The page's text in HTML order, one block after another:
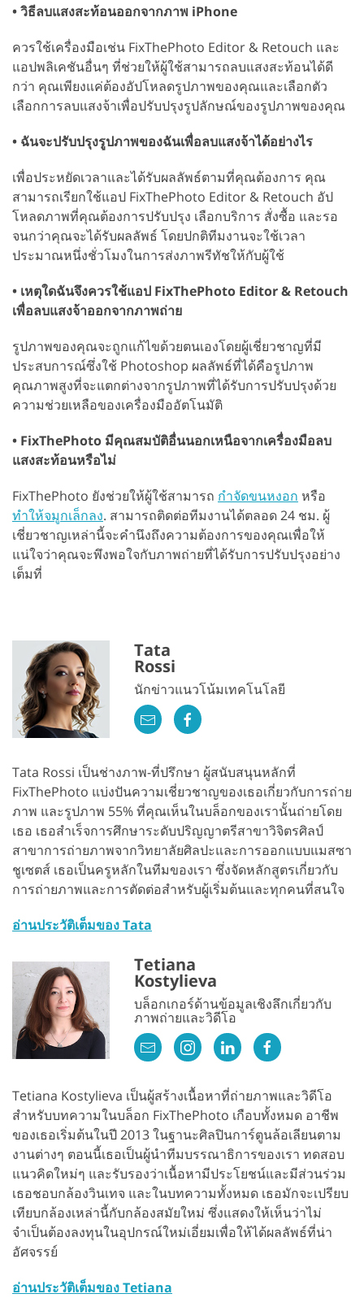
• วิธีลบแสงสะท้อนออกจากภาพ iPhone
ควรใช้เครื่องมือเช่น FixThePhoto Editor & Retouch และ
แอปพลิเคชันอื่นๆ ที่ช่วยให้ผู้ใช้สามารถลบแสงสะท้อนได้ดี
กว่า คุณเพียงแค่ต้องอัปโหลดรูปภาพของคุณและเลือกตัว
เลือกการลบแสงจ้าเพื่อปรับปรุงรูปลักษณ์ของรูปภาพของคุณ
• ฉันจะปรับปรุงรูปภาพของฉันเพื่อลบแสงจ้าได้อย่างไร
เพื่อประหยัดเวลาและได้รับผลลัพธ์ตามที่คุณต้องการ คุณ
สามารถเรียกใช้แอป FixThePhoto Editor & Retouch อัป
โหลดภาพที่คุณต้องการปรับปรุง เลือกบริการ สั่งซื้อ และรอ
จนกว่าคุณจะได้รับผลลัพธ์ โดยปกติทีมงานจะใช้เวลา
ประมาณหนึ่งชั่วโมงในการส่งภาพรีทัชให้กับผู้ใช้
• เหตุใดฉันจึงควรใช้แอป FixThePhoto Editor & Retouch
เพื่อลบแสงจ้าออกจากภาพถ่าย
รูปภาพของคุณจะถูกแก้ไขด้วยตนเองโดยผู้เชี่ยวชาญที่มี
ประสบการณ์ซึ่งใช้ Photoshop ผลลัพธ์ที่ได้คือรูปภาพ
คุณภาพสูงที่จะแตกต่างจากรูปภาพที่ได้รับการปรับปรุงด้วย
ความช่วยเหลือของเครื่องมืออัตโนมัติ
• FixThePhoto มีคุณสมบัติอื่นนอกเหนือจากเครื่องมือลบ
แสงสะท้อนหรือไม่
FixThePhoto ยังช่วยให้ผู้ใช้สามารถ กำจัดขนหงอก หรือ
ทำให้จมูกเล็กลง. สามารถติดต่อทีมงานได้ตลอด 24 ชม. ผู้
เชี่ยวชาญเหล่านี้จะคำนึงถึงความต้องการของคุณเพื่อให้
แน่ใจว่าคุณจะพึงพอใจกับภาพถ่ายที่ได้รับการปรับปรุงอย่าง
เต็มที่
Tata
Rossi
นักข่าวแนวโน้มเทคโนโลยี
Tata Rossi เป็นช่างภาพ-ที่ปรึกษา ผู้สนับสนุนหลักที่
FixThePhoto แบ่งปันความเชี่ยวชาญของเธอเกี่ยวกับการถ่าย
ภาพ และรูปภาพ 55% ที่คุณเห็นในบล็อกของเรานั้นถ่ายโดย
เธอ เธอสำเร็จการศึกษาระดับปริญญาตรีสาขาวิจิตรศิลป์
สาขาการถ่ายภาพจากวิทยาลัยศิลปะและการออกแบบแมสซา
ชูเซตส์ เธอเป็นครูหลักในทีมของเรา ซึ่งจัดหลักสูตรเกี่ยวกับ
การถ่ายภาพและการตัดต่อสำหรับผู้เริ่มต้นและทุกคนที่สนใจ
อ่านประวัติเต็มของ Tata
Tetiana
Kostylieva
บล็อกเกอร์ด้านข้อมูลเชิงลึกเกี่ยวกับ
ภาพถ่ายและวิดีโอ
Tetiana Kostylieva เป็นผู้สร้างเนื้อหาที่ถ่ายภาพและวิดีโอ
สำหรับบทความในบล็อก FixThePhoto เกือบทั้งหมด อาชีพ
ของเธอเริ่มต้นในปี 2013 ในฐานะศิลปินการ์ตูนล้อเลียนตาม
งานต่างๆ ตอนนี้เธอเป็นผู้นำทีมบรรณาธิการของเรา ทดสอบ
แนวคิดใหม่ๆ และรับรองว่าเนื้อหามีประโยชน์และมีส่วนร่วม
เธอชอบกล้องวินเทจ และในบทความทั้งหมด เธอมักจะเปรียบ
เทียบกล้องเหล่านี้กับกล้องสมัยใหม่ ซึ่งแสดงให้เห็นว่าไม่
จำเป็นต้องลงทุนในอุปกรณ์ใหม่เอี่ยมเพื่อให้ได้ผลลัพธ์ที่น่า
อัศจรรย์
อ่านประวัติเต็มของ Tetiana